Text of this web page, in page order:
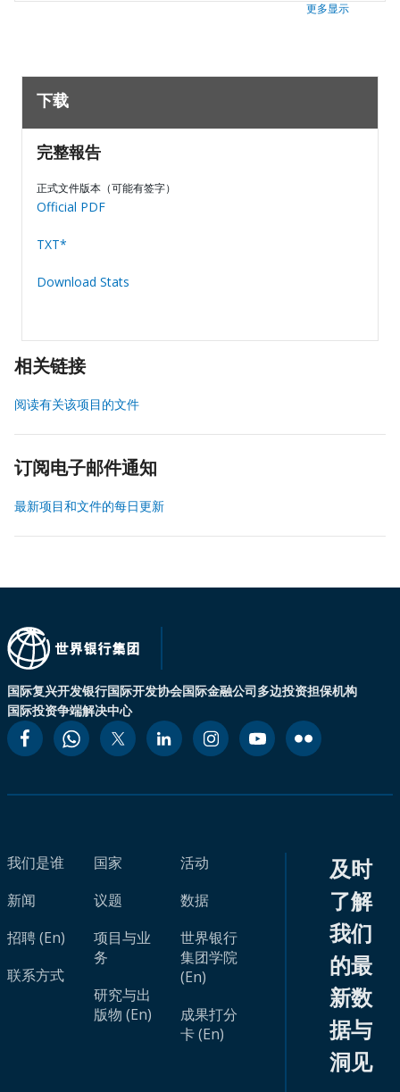
更多显示
下载
完整報告
正式文件版本（可能有签字）
Official PDF
TXT*
Download Stats
相关链接
阅读有关该项目的文件
订阅电子邮件通知
最新项目和文件的每日更新
国际复兴开发银行国际开发协会国际金融公司多边投资担保机构
国际投资争端解决中心
我们是谁
新闻
招聘 (En)
联系方式
国家
议题
项目与业
务
研究与出
版物 (En)
活动
数据
世界银行
集团学院
(En)
成果打分
卡 (En)
及时
了解
我们
的最
新数
据与
洞见